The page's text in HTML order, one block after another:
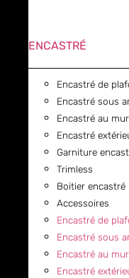
ENCASTRÉ
Encastré de
Encastré sous
Encastré au mur
Encastré
Garniture
Trimless
Boitier encastré
Accessoires
Encastré de
Encastré sous
Encastré au mur
Encastré